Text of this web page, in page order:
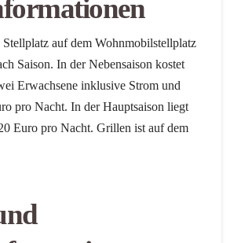
auf dem Wohnmobilstellplatz
Saison. In der Nebensaison kostet
Erwachsene inklusive Strom und
pro Nacht. In der Hauptsaison liegt
Euro pro Nacht. Grillen ist auf dem